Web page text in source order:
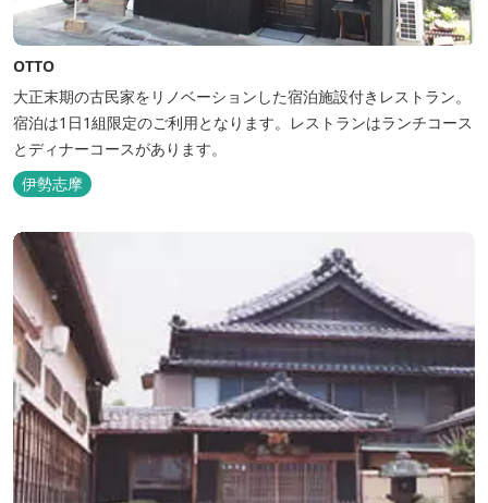
OTTO
大正末期の古民家をリノベーションした宿泊施設付きレストラン。
宿泊は1日1組限定のご利用となります。レストランはランチコース
とディナーコースがあります。
伊勢志摩